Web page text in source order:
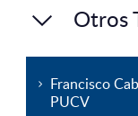
Otros
Francisco
PUCV